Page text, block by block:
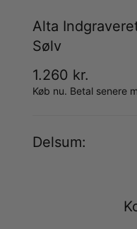
Alta
Sølv
1.260 kr.
Køb nu. Betal senere
Delsum: